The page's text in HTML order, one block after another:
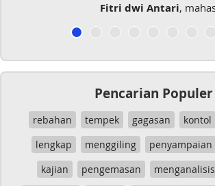
Fitri dwi Antari, mahasiswa
Pencarian Populer
rebahan tempek gagasan kontol
lengkap
menggiling penyampaian
kajian
pengemasan menganalisis